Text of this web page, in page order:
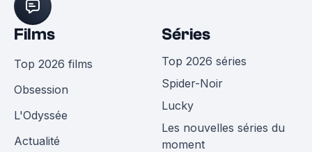
Films
Top 2026 films
Obsession
L'Odyssée
Actualité
Séries
Top 2026 séries
Spider-Noir
Lucky
Les nouvelles séries du
moment